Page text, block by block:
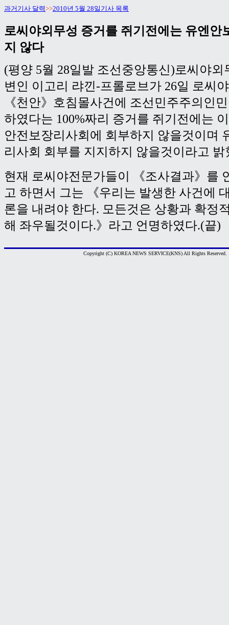
과거기사 달력>>2010년 5월 28일기사 목록
로씨야외무성 증거를 쥐기전에는 유엔안
지 않다
(평양 5월 28일발 조선중앙통신)로씨야외
변인 이고리 랴낀-프롤로브가 26일 로씨
《천안》호침몰사건에 조선민주주의인
하였다는 100%짜리 증거를 쥐기전에는
안전보장리사회에 회부하지 않을것이며
리사회 회부를 지지하지 않을것이라고 밝
현재 로씨야전문가들이 《조사결과》를
고 하면서 그는 《우리는 발생한 사건에
론을 내려야 한다. 모든것은 상황과 확정
해 좌우될것이다.》라고 언명하였다.(끝)
Copyright (C) KOREA NEWS SERVICE(KNS) All Rights Reserved.